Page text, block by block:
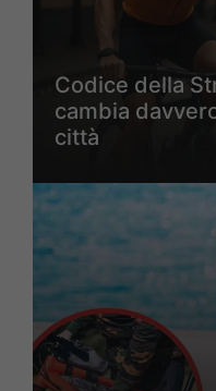
Codice della
cambia
città